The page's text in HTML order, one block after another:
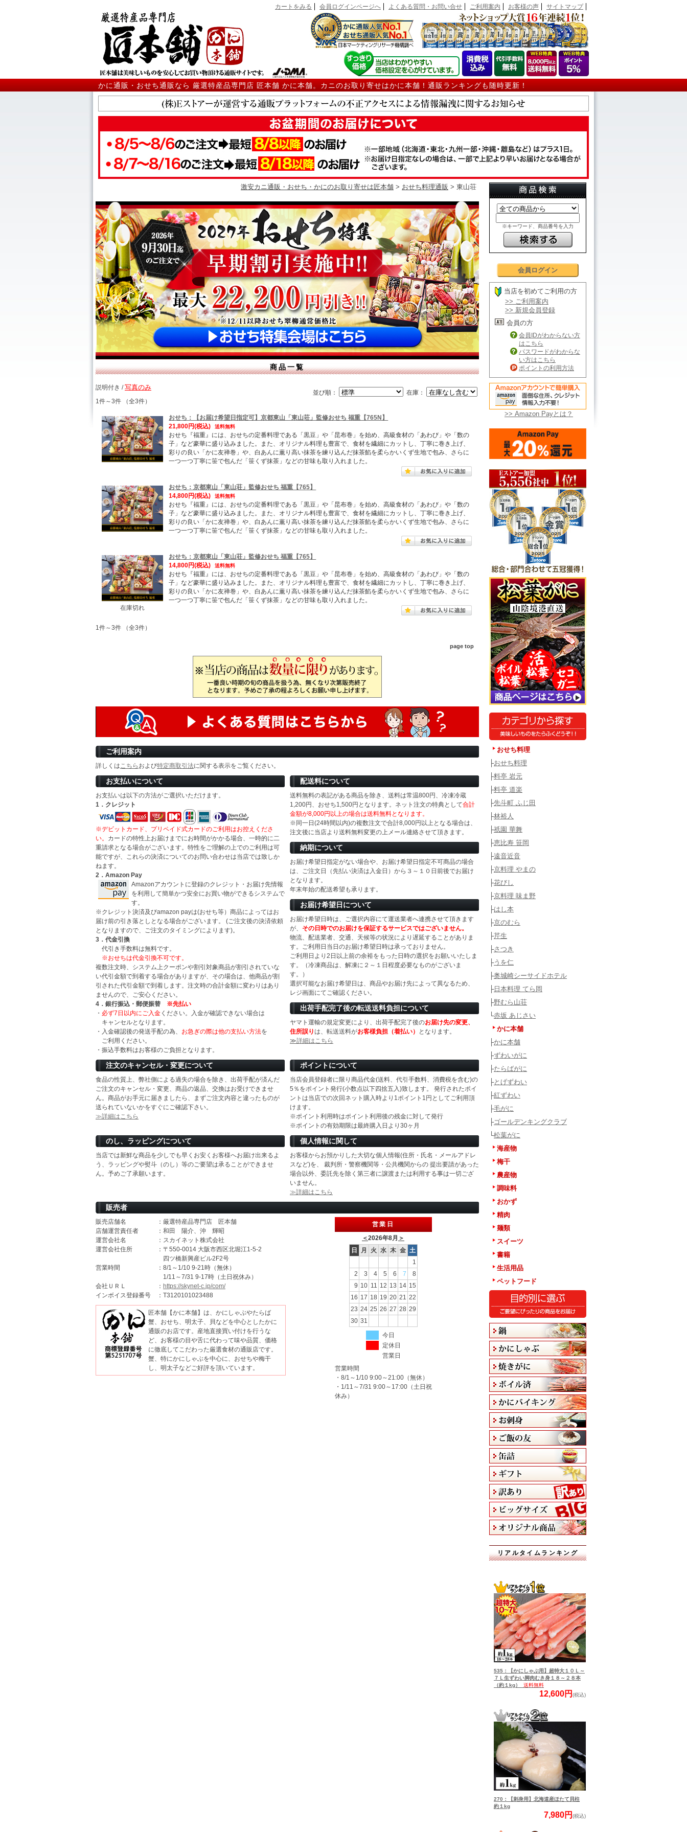
カートをみる 会員ログインページへ よくある質問・お問い合せ ご利用案内 お客様の声 サイトマップ
かに通販・おせち通販なら 厳選特産品専門店 匠本舗 かに本舗。カニのお取り寄せはかに本舗！通販ランキングも随時更新！
※キーワード、商品番号を入力
会員ログイン
当店を初めてご利用の方
>> ご利用案内
>> 新規会員登録
会員の方
会員IDがわからない方
はこちら
パスワードがわからな
い方はこちら
ポイントの利用方法
>> Amazon Payとは？
おせち料理
├おせち料理
├料亭 岩元
├料亭 道楽
├先斗町 ふじ田
├林裕人
├祇園 華舞
├恵比寿 笹岡
├遠音近音
├京料理 やまの
├花びし
├京料理 味ま野
├はし本
├京のむら
├芹生
├さつき
├うを仁
├奥城崎シーサイドホテル
├日本料理 てら岡
├野むら山荘
└赤坂 あじさい
かに本舗
├かに本舗
├ずわいがに
├たらばがに
├とげずわい
├紅ずわい
├毛がに
├ゴールデンキングクラブ
└松葉がに
海産物
梅干
農産物
調味料
おかず
精肉
麺類
スイーツ
書籍
生活用品
ペットフード
リアルタイムランキング
激安カニ通販・おせち・かにのお取り寄せは匠本舗 > おせち料理通販 > 東山荘
商品一覧
在庫：
並び順：
説明付き /写真のみ
1件～3件 （全3件）
おせち：【お届け希望日指定可】京都東山「東山荘」監修おせち 福重【765N】
21,800円(税込) 送料無料
おせち『福重』には、おせちの定番料理である「黒豆」や「昆布巻」を始め、高級食材の「あわび」や「数の
子」など豪華に盛り込みました。また、オリジナル料理も豊富で、食材を繊細にカットし、丁寧に巻き上げ、
彩りの良い「かに友禅巻」や、白あんに薫り高い抹茶を練り込んだ抹茶餡を柔らかいくず生地で包み、さらに
一つ一つ丁寧に笹で包んだ「笹くず抹茶」などの甘味も取り入れました。
おせち：京都東山「東山荘」監修おせち 福重【765】
14,800円(税込) 送料無料
おせち『福重』には、おせちの定番料理である「黒豆」や「昆布巻」を始め、高級食材の「あわび」や「数の
子」など豪華に盛り込みました。また、オリジナル料理も豊富で、食材を繊細にカットし、丁寧に巻き上げ、
彩りの良い「かに友禅巻」や、白あんに薫り高い抹茶を練り込んだ抹茶餡を柔らかいくず生地で包み、さらに
一つ一つ丁寧に笹で包んだ「笹くず抹茶」などの甘味も取り入れました。
在庫切れ
おせち：京都東山「東山荘」監修おせち 福重【765】
14,800円(税込) 送料無料
おせち『福重』には、おせちの定番料理である「黒豆」や「昆布巻」を始め、高級食材の「あわび」や「数の
子」など豪華に盛り込みました。また、オリジナル料理も豊富で、食材を繊細にカットし、丁寧に巻き上げ、
彩りの良い「かに友禅巻」や、白あんに薫り高い抹茶を練り込んだ抹茶餡を柔らかいくず生地で包み、さらに
一つ一つ丁寧に笹で包んだ「笹くず抹茶」などの甘味も取り入れました。
1件～3件 （全3件）
page top
ご利用案内
詳しくはこちら および特定商取引法に関する表示をご覧ください。
お支払いについて
お支払いは以下の方法がご選択いただけます。
1．クレジット
※デビットカード、プリペイド式カードのご利用はお控えくださ
い。 カードの特性上お届けまでにお時間がかかる場合、一時的に二
重請求となる場合がございます。特性をご理解の上でのご利用は可
能ですが、これらの決済についてのお問い合わせは当店では致しか
ねます。
2．Amazon Pay
Amazonアカウントに登録のクレジット・お届け先情報
を利用して簡単かつ安全にお買い物ができるシステムで
す。
※クレジット決済及びamazon payは(おせち等）商品によってはお
届け前の引き落としとなる場合がございます。 (ご注文後の決済依頼
となりますので、ご注文のタイミングによります)。
3．代金引換
代引き手数料は無料です。
※おせちは代金引換不可です。
複数注文時、システム上クーポンや割引対象商品が割引されていな
い代引金額で到着する場合がありますが、その場合は、他商品が割
引された代引金額で到着します。注文時の合計金額に変わりはあり
ませんので、ご安心ください。
4．銀行振込・郵便振替 ※先払い
・ 必ず7日以内にご入金 ください。入金が確認できない場合は
キャンセルとなります。
・入金確認後の発送手配の為、 お急ぎの際は他の支払い方法を
ご利用ください。
・振込手数料はお客様のご負担となります。
配送料について
送料無料の表記がある商品を除き、送料は常温800円、冷凍冷蔵
1,200円、おせち1,500円となります。ネット注文の特典として合計
金額が8,000円以上の場合は送料無料となります。
※同一日(24時間以内)の複数注文で合計8,000円以上となる場合は、
注文後に当店より送料無料変更の上メール連絡させて頂きます。
納期について
お届け希望日指定がない場合や、お届け希望日指定不可商品の場合
は、ご注文日（先払い決済は入金日）から３～１０日前後でお届け
となります。
年末年始の配送希望も承ります。
お届け希望日について
お届け希望日時は、ご選択内容にて運送業者へ連携させて頂きます
が、 その日時でのお届けを保証するサービスではございません。
物流、配送業者、交通、天候等の状況により遅延することがありま
す。ご利用日当日のお届け希望日時は承っておりません。
ご利用日より2日以上前の余裕をもった日時の選択をお願いいたしま
す。（冷凍商品は、解凍に２～１日程度必要なものがございま
す。）
選択可能なお届け希望日は、商品やお届け先によって異なるため、
レジ画面にてご確認ください。
出荷手配完了後の転送送料負担について
ヤマト運輸の規定変更により、出荷手配完了後のお届け先の変更、
住所誤りは、転送送料がお客様負担（着払い）
となります。
≫詳細はこちら
注文のキャンセル・変更について
食品の性質上、弊社側による過失の場合を除き、出荷手配が済んだ
ご注文のキャンセル・変更、商品の返品、交換はお受けできませ
ん。商品がお手元に届きましたら、まずご注文内容と違ったものが
送られていないかをすぐにご確認下さい。
≫詳細はこちら
ポイントについて
当店会員登録者に限り商品代金(送料、代引手数料、消費税を含む)の
5％をポイント発行(小数点以下四捨五入)致します。 発行されたポイ
ントは当店での次回ネット購入時より1ポイント1円としてご利用頂
けます。
※ポイント利用時はポイント利用後の残金に対して発行
※ポイントの有効期限は最終購入日より30ヶ月
のし、ラッピングについて
当店では新鮮な商品を少しでも早くお安くお客様へお届け出来るよ
う、ラッピングや熨斗（のし）等のご要望は承ることができませ
ん。予めご了承願います。
個人情報に関して
お客様からお預かりした大切な個人情報(住所・氏名・メールアドレ
スなど)を、 裁判所・警察機関等・公共機関からの 提出要請があった
場合以外、委託先を除く第三者に譲渡または利用する事は一切ござ
いません。
≫詳細はこちら
販売者
販売店舗名
：厳選特産品専門店 匠本舗
店舗運営責任者
：和田 陽介、沖 輝昭
運営会社名
：スカイネット株式会社
運営会社住所
：〒550-0014 大阪市西区北堀江1-5-2
四ツ橋新興産ビル2F2号
営業時間
：8/1～1/10 9-21時（無休）
1/11～7/31 9-17時（土日祝休み）
会社ＵＲＬ
： https://skynet-c.jp/com/
インボイス登録番号
：T3120101023488
匠本舗【かに本舗】は、かにしゃぶやたらば
蟹、おせち、明太子、貝などを中心としたかに
通販のお店です。産地直接買い付けを行うな
ど、お客様の目や舌に代わって味や品質、価格
に徹底してこだわった厳選食材の通販店です。
蟹、特にかにしゃぶを中心に、おせちや梅干
し、明太子などご好評を頂いています。
営業日
＜2026年8月 ＞
日
月 火 水 木 金 土
1
2
3 4 5 6 7
8
9 10 11 12 13 14 15
16 17 18 19 20 21 22
23 24 25 26 27 28 29
30 31
今日
定休日
営業日
営業時間
・8/1～1/10 9:00～21:00（無休）
・1/11～7/31 9:00～17:00（土日祝
休み）